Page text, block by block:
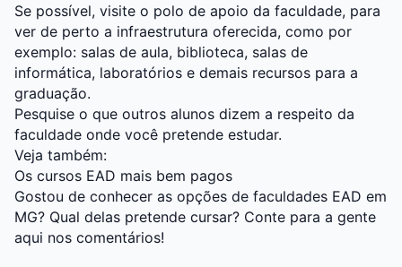
Se possível, visite o polo de apoio da faculdade, para
ver de perto a infraestrutura oferecida, como por
exemplo: salas de aula, biblioteca, salas de
informática, laboratórios e demais recursos para a
graduação.
Pesquise o que outros alunos dizem a respeito da
faculdade onde você pretende estudar.
Veja também:
Os cursos EAD mais bem pagos
Gostou de conhecer as opções de faculdades EAD em
MG? Qual delas pretende cursar? Conte para a gente
aqui nos comentários!